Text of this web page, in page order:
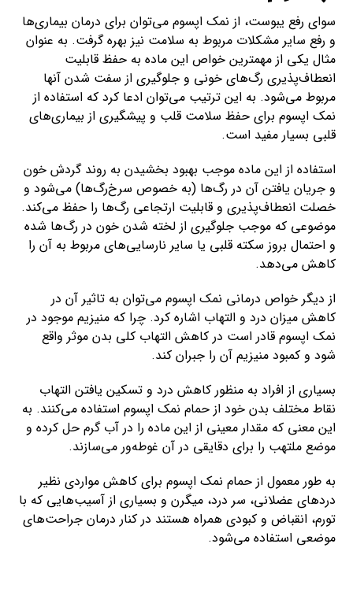
سوای رفع یبوست، از نمک اپسوم می‌توان برای درمان بیماری‌ها
و رفع سایر مشکلات مربوط به سلامت نیز بهره گرفت. به عنوان
مثال یکی از مهمترین خواص این ماده به حفظ قابلیت
انعطاف‌پذیری رگ‌های خونی و جلوگیری از سفت شدن آنها
مربوط می‌شود. به این ترتیب می‌توان ادعا کرد که استفاده از
نمک اپسوم برای حفظ سلامت قلب و پیشگیری از بیماری‌‌های
قلبی بسیار مفید است.
استفاده از این ماده موجب بهبود بخشیدن به روند گردش خون
و جریان یافتن آن در رگ‌ها (به خصوص سرخ‌رگ‌ها) می‌شود و
خصلت انعطاف‌پذیری و قابلیت ارتجاعی رگ‌ها را حفظ می‌کند.
موضوعی که موجب جلوگیری از لخته شدن خون در رگ‌ها شده
و احتمال بروز سکته قلبی یا سایر نارسایی‌های مربوط به آن را
کاهش می‌دهد.
از دیگر خواص درمانی نمک اپسوم می‌توان به تاثیر آن در
کاهش میزان درد و التهاب اشاره کرد. چرا که منیزیم موجود در
نمک اپسوم قادر است در کاهش التهاب کلی بدن موثر واقع
شود و کمبود منیزیم آن را جبران کند.
بسیاری از افراد به منظور کاهش درد و تسکین یافتن التهاب
نقاط مختلف بدن خود از حمام نمک اپسوم استفاده می‌کنند. به
این معنی که مقدار معینی از این ماده را در آب گرم حل کرده و
موضع ملتهب را برای دقایقی در آن غوطه‌ور می‌سازند.
به طور معمول از حمام نمک اپسوم برای کاهش مواردی نظیر
درد‌های عضلانی، سر درد، میگرن و بسیاری از آسیب‌هایی که با
تورم، انقباض و کبودی همراه هستند در کنار درمان جراحت‌های
موضعی استفاده می‌شود.